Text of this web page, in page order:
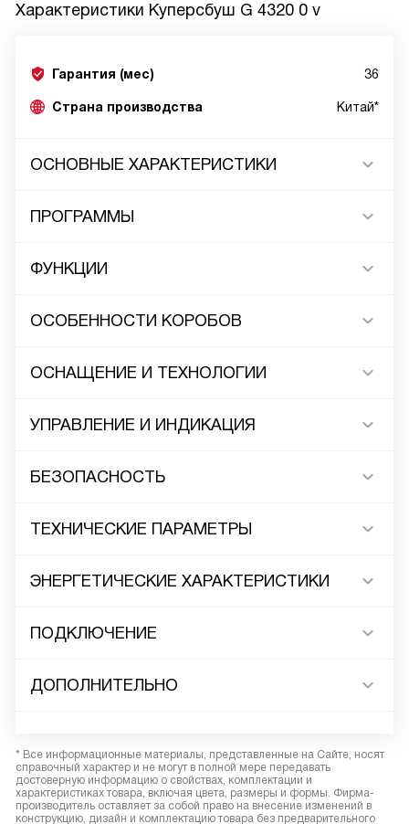
Характеристики Куперсбуш G 4320 0 v
Гарантия (мес) 36
Страна производства Китай*
ОСНОВНЫЕ ХАРАКТЕРИСТИКИ
ПРОГРАММЫ
ФУНКЦИИ
ОСОБЕННОСТИ КОРОБОВ
ОСНАЩЕНИЕ И ТЕХНОЛОГИИ
УПРАВЛЕНИЕ И ИНДИКАЦИЯ
БЕЗОПАСНОСТЬ
ТЕХНИЧЕСКИЕ ПАРАМЕТРЫ
ЭНЕРГЕТИЧЕСКИЕ ХАРАКТЕРИСТИКИ
ПОДКЛЮЧЕНИЕ
ДОПОЛНИТЕЛЬНО
* Все информационные материалы, представленные на Сайте, носят
справочный характер и не могут в полной мере передавать
достоверную информацию о свойствах, комплектации и
характеристиках товара, включая цвета, размеры и формы. Фирма-
производитель оставляет за собой право на внесение изменений в
конструкцию, дизайн и комплектацию товара без предварительного